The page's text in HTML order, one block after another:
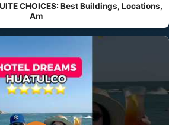
CHOICES: Best Buildings, Locations,
Am